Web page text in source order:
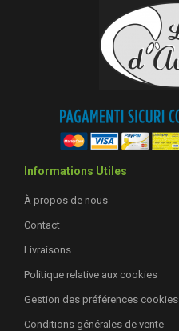
Informations Utiles
À propos de nous
Contact
Livraisons
Politique relative aux cookies
Gestion des préférences cookies
Conditions générales de vente